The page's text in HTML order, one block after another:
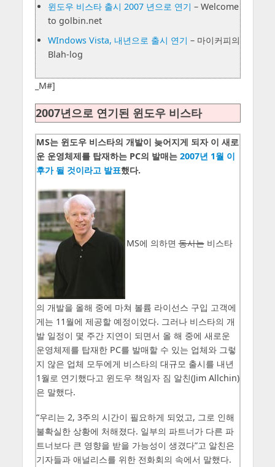
윈도우 비스타 출시 2007 년으로 연기 – Welcome
to golbin.net
WIndows Vista, 내년으로 출시 연기 – 마이커피의
Blah-log
_M#]
2007년으로 연기된 윈도우 비스타
MS는 윈도우 비스타의 개발이 늦어지게 되자 이 새로
운 운영체제를 탑재하는 PC의 발매는 2007년 1월 이
후가 될 것이라고 발표했다.
MS에 의하면동사는비스타
의 개발을 올해 중에 마쳐 볼륨 라이선스 구입 고객에
게는 11월에 제공할 예정이었다. 그러나 비스타의 개
발 일정이 몇 주간 지연이 되면서 올 해 중에 새로운
운영체제를 탑재한 PC를 발매할 수 있는 업체와 그렇
지 않은 업체 모두에게 비스타의 대규모 출시를 내년
1월로 연기했다고 윈도우 책임자 짐 알친(Jim Allchin)
은 말했다.
“우리는 2, 3주의 시간이 필요하게 되었고, 그로 인해
불확실한 상황에 처해졌다. 일부의 파트너가 다른 파
트너보다 큰 영향을 받을 가능성이 생겼다”고 알친은
기자들과 애널리스를 위한 전화회의 속에서 말했다.